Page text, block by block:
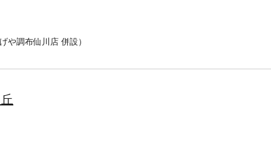
や調布仙川店 併設）